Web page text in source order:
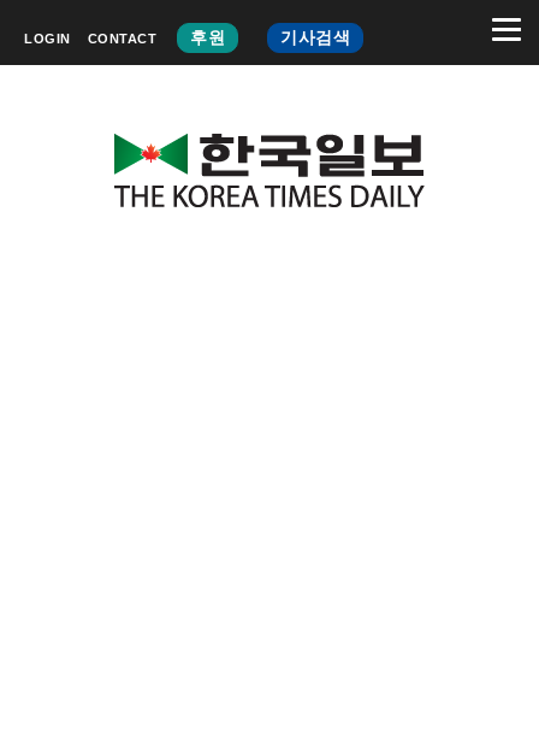
LOGIN CONTACT 후원 기사검색